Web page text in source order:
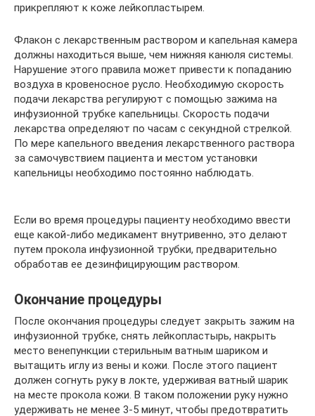
прикрепляют к коже лейкопластырем.
Флакон с лекарственным раствором и капельная камера
должны находиться выше, чем нижняя канюля системы.
Нарушение этого правила может привести к попаданию
воздуха в кровеносное русло. Необходимую скорость
подачи лекарства регулируют с помощью зажима на
инфузионной трубке капельницы. Скорость подачи
лекарства определяют по часам с секундной стрелкой.
По мере капельного введения лекарственного раствора
за самочувствием пациента и местом установки
капельницы необходимо постоянно наблюдать.
Если во время процедуры пациенту необходимо ввести
еще какой-либо медикамент внутривенно, это делают
путем прокола инфузионной трубки, предварительно
обработав ее дезинфицирующим раствором.
Окончание процедуры
После окончания процедуры следует закрыть зажим на
инфузионной трубке, снять лейкопластырь, накрыть
место венепункции стерильным ватным шариком и
вытащить иглу из вены и кожи. После этого пациент
должен согнуть руку в локте, удерживая ватный шарик
на месте прокола кожи. В таком положении руку нужно
удерживать не менее 3-5 минут, чтобы предотвратить